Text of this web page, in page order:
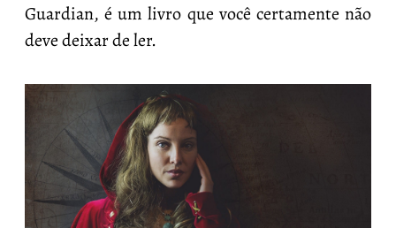
Guardian, é um livro que você certamente não
deve deixar de ler.